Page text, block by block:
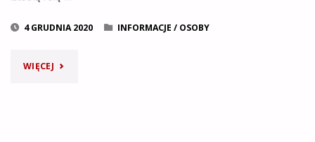
4 GRUDNIA 2020 INFORMACJE / OSOBY
WIĘCEJ"ODDZIAŁ